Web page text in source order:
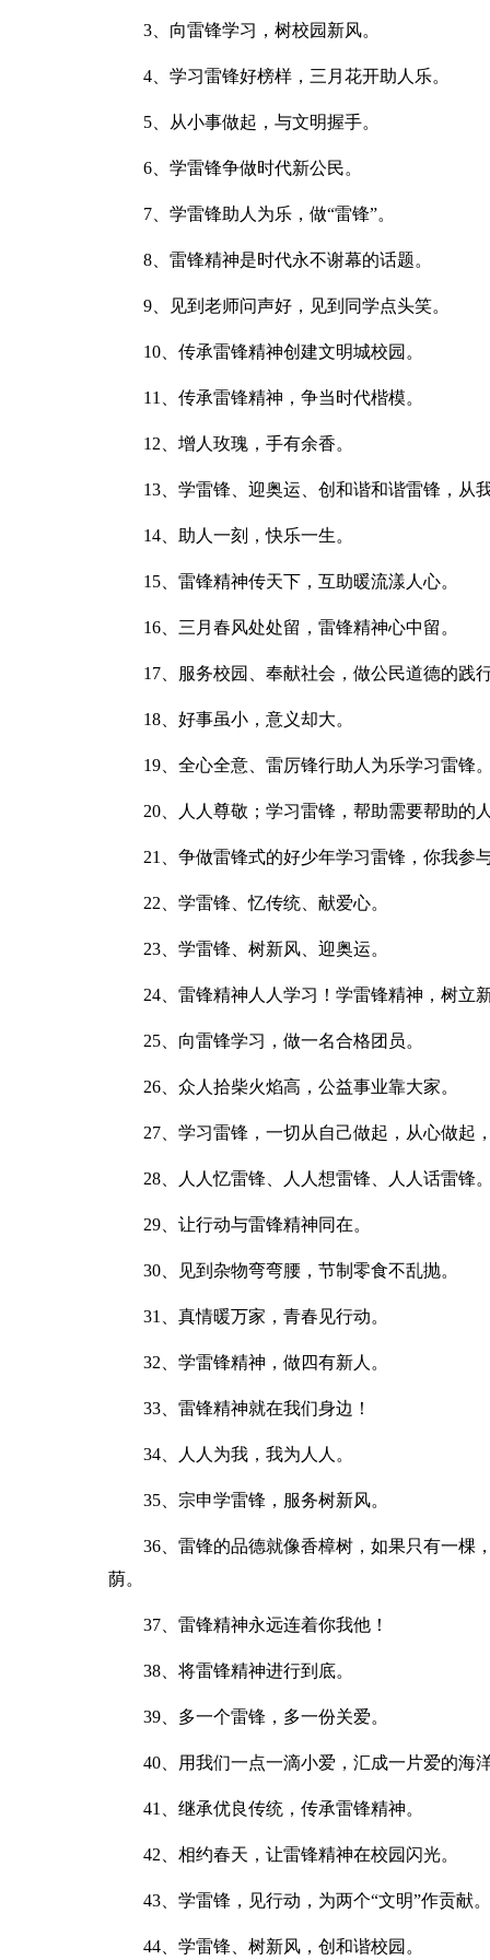
3、向雷锋学习，树校园新风。
4、学习雷锋好榜样，三月花开助人乐。
5、从小事做起，与文明握手。
6、学雷锋争做时代新公民。
7、学雷锋助人为乐，做“雷锋”。
8、雷锋精神是时代永不谢幕的话题。
9、见到老师问声好，见到同学点头笑。
10、传承雷锋精神创建文明城校园。
11、传承雷锋精神，争当时代楷模。
12、增人玫瑰，手有余香。
13、学雷锋、迎奥运、创和谐和谐雷锋，从
14、助人一刻，快乐一生。
15、雷锋精神传天下，互助暖流漾人心。
16、三月春风处处留，雷锋精神心中留。
17、服务校园、奉献社会，做公民道德的践
18、好事虽小，意义却大。
19、全心全意、雷厉锋行助人为乐学习雷锋
20、人人尊敬；学习雷锋，帮助需要帮助的
21、争做雷锋式的好少年学习雷锋，你我参
22、学雷锋、忆传统、献爱心。
23、学雷锋、树新风、迎奥运。
24、雷锋精神人人学习！学雷锋精神，树立
25、向雷锋学习，做一名合格团员。
26、众人拾柴火焰高，公益事业靠大家。
27、学习雷锋，一切从自己做起，从心做起
28、人人忆雷锋、人人想雷锋、人人话雷锋
29、让行动与雷锋精神同在。
30、见到杂物弯弯腰，节制零食不乱抛。
31、真情暖万家，青春见行动。
32、学雷锋精神，做四有新人。
33、雷锋精神就在我们身边！
34、人人为我，我为人人。
35、宗申学雷锋，服务树新风。
36、雷锋的品德就像香樟树，如果只有一棵
荫。
37、雷锋精神永远连着你我他！
38、将雷锋精神进行到底。
39、多一个雷锋，多一份关爱。
40、用我们一点一滴小爱，汇成一片爱的海
41、继承优良传统，传承雷锋精神。
42、相约春天，让雷锋精神在校园闪光。
43、学雷锋，见行动，为两个“文明”作贡献。
44、学雷锋、树新风，创和谐校园。